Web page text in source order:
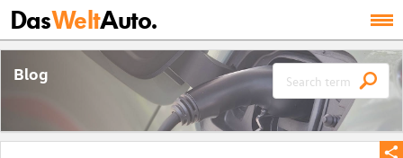
DasWeltAuto.
Blog